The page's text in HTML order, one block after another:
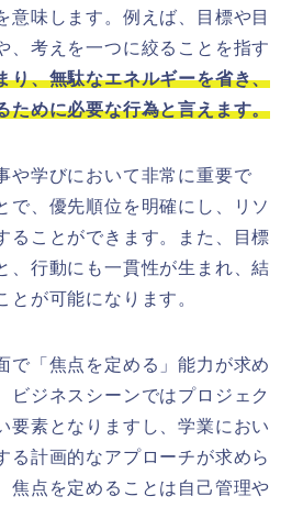
意味します。例えば、目標や目
、考えを一つに絞ることを指す
り、無駄なエネルギーを省き、
ために必要な行為と言えます。
や学びにおいて非常に重要で
で、優先順位を明確にし、リソ
ることができます。また、目標
、行動にも一貫性が生まれ、結
とが可能になります。
で「焦点を定める」能力が求め
ビジネスシーンではプロジェク
要素となりますし、学業におい
る計画的なアプローチが求めら
焦点を定めることは自己管理や